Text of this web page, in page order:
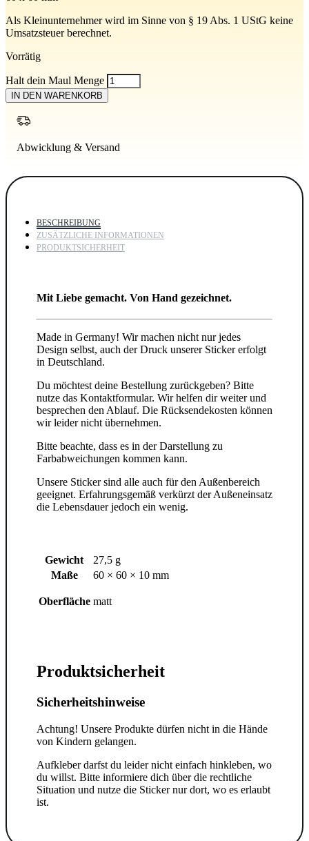
Als Kleinunternehmer wird im Sinne von § 19 Abs. 1 UStG keine
Umsatzsteuer berechnet.
Vorrätig
Halt dein Maul Menge
IN DEN WARENKORB
Abwicklung & Versand
BESCHREIBUNG
ZUSÄTZLICHE INFORMATIONEN
PRODUKTSICHERHEIT
Mit Liebe gemacht. Von Hand gezeichnet.
Made in Germany! Wir machen nicht nur jedes
Design selbst, auch der Druck unserer Sticker erfolgt
in Deutschland.
Du möchtest deine Bestellung zurückgeben? Bitte
nutze das Kontaktformular. Wir helfen dir weiter und
besprechen den Ablauf. Die Rücksendekosten können
wir leider nicht übernehmen.
Bitte beachte, dass es in der Darstellung zu
Farbabweichungen kommen kann.
Unsere Sticker sind alle auch für den Außenbereich
geeignet. Erfahrungsgemäß verkürzt der Außeneinsatz
die Lebensdauer jedoch ein wenig.
Gewicht
27,5 g
Maße
60 × 60 × 10 mm
Oberfläche matt
Produktsicherheit
Sicherheitshinweise
Achtung! Unsere Produkte dürfen nicht in die Hände
von Kindern gelangen.
Aufkleber darfst du leider nicht einfach hinkleben, wo
du willst. Bitte informiere dich über die rechtliche
Situation und nutze die Sticker nur dort, wo es erlaubt
ist.